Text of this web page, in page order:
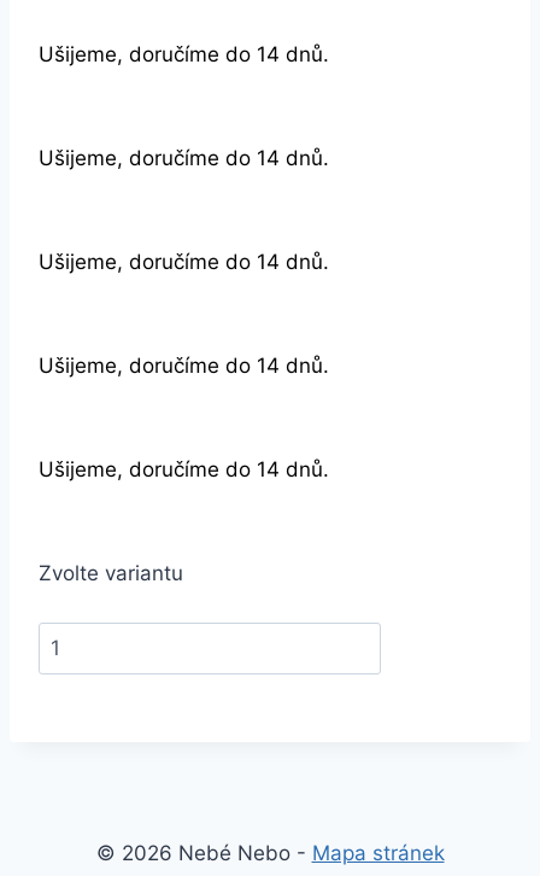
Ušijeme, doručíme do 14 dnů.
Ušijeme, doručíme do 14 dnů.
Ušijeme, doručíme do 14 dnů.
Ušijeme, doručíme do 14 dnů.
Ušijeme, doručíme do 14 dnů.
Zvolte variantu
© 2026 Nebé Nebo - Mapa stránek